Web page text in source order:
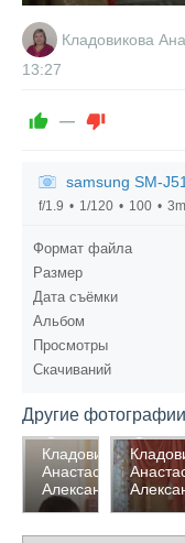
Кладовикова
13:27
—
samsung SM-
f/1.9 1/120 100
Формат файла
Размер
Дата съёмки
Альбом
Просмотры
Скачиваний
Другие
2326
0
0
Кладовикова
Анастасия
Александровна
2261
0
0